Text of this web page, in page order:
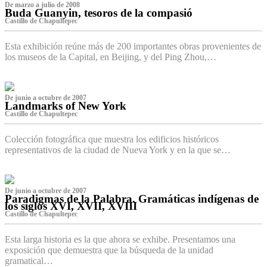
De marzo a julio de 2008
Buda Guanyin, tesoros de la compasió
Castillo de Chapultepec
Esta exhibición reúne más de 200 importantes obras provenientes de
los museos de la Capital, en Beijing, y del Ping Zhou,…
De junio a octubre de 2007
Landmarks of New York
Castillo de Chapultepec
Colección fotográfica que muestra los edificios históricos
representativos de la ciudad de Nueva York y en la que se…
De junio a octubre de 2007
Paradigmas de la Palabra. Gramáticas indígenas de
los siglos XVI, XVII, XVIII
Castillo de Chapultepec
Esta larga historia es la que ahora se exhibe. Presentamos una
exposición que demuestra que la búsqueda de la unidad
gramatical…